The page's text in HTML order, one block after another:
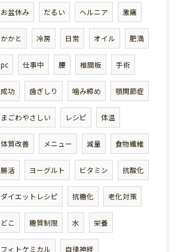
お盆休み だるい ヘルニア 激痛
かかと 冷房 日常 オイル 肥満
pc 仕事中 腰 椎間板 手術
成功 歯ぎしり 噛み締め 顎関節症
まごわやさしい レシピ 体温
体質改善 メニュー 減量 食物繊維
腸活 ヨーグルト ビタミン 抗酸化
ダイエットレシピ 抗糖化 老化対策
どこ 糖質制限 水 栄養
フィトケミカル 自律神経